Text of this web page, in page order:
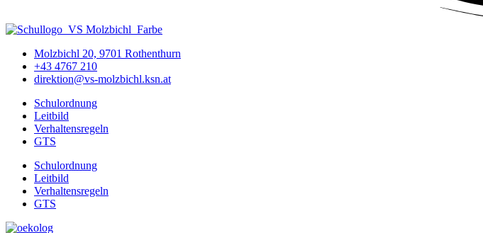
Molzbichl 20, 9701 Rothenthurn
+43 4767 210
direktion@vs-molzbichl.ksn.at
Schulordnung
Leitbild
Verhaltensregeln
GTS
Schulordnung
Leitbild
Verhaltensregeln
GTS